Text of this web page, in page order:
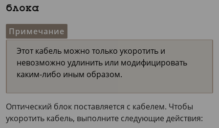
блока
Примечание
Этот кабель можно только укоротить и
невозможно удлинить или модифицировать
каким-либо иным образом.
Оптический блок поставляется с кабелем. Чтобы
укоротить кабель, выполните следующие действия: